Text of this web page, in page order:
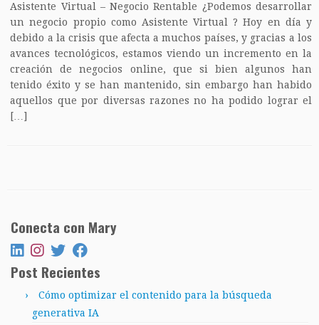
Asistente Virtual – Negocio Rentable ¿Podemos desarrollar
un negocio propio como Asistente Virtual ? Hoy en día y
debido a la crisis que afecta a muchos países, y gracias a los
avances tecnológicos, estamos viendo un incremento en la
creación de negocios online, que si bien algunos han
tenido éxito y se han mantenido, sin embargo han habido
aquellos que por diversas razones no ha podido lograr el
[…]
Conecta con Mary
Post Recientes
Cómo optimizar el contenido para la búsqueda
generativa IA